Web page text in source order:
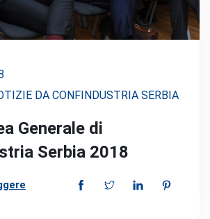
DA CONFINDUSTRIA SERBIA
Generale di
Serbia 2018